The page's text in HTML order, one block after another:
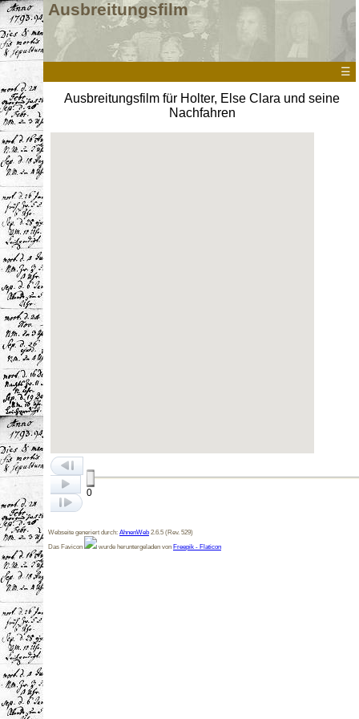
Ausbreitungsfilm
☰
Ausbreitungsfilm für Holter, Else Clara und seine
Nachfahren
0
Webseite generiert durch: AhnenWeb 2.6.5 (Rev. 529)
Das Favicon
wurde heruntergeladen von Freepik - Flaticon